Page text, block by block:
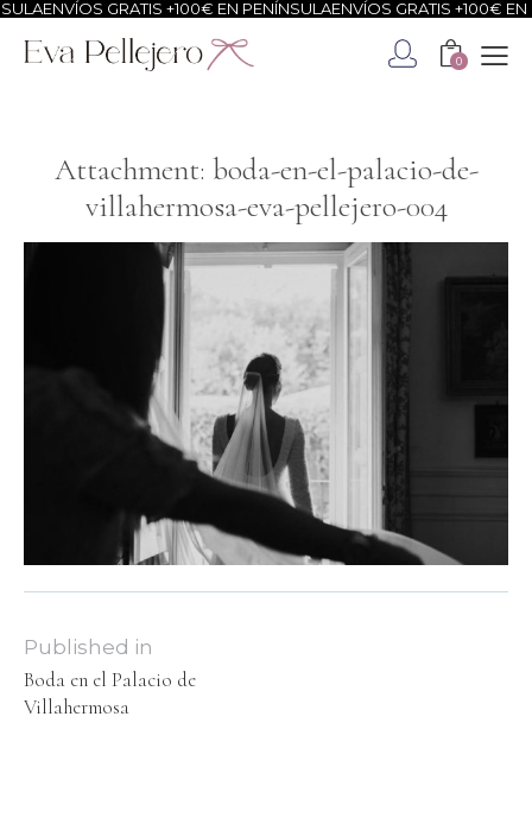
ENVÍOS GRATIS +100€ EN PENÍNSULAENVÍOS GRATIS +100€ EN
0
Attachment: boda-en-el-palacio-de-
villahermosa-eva-pellejero-004
Published in
Boda en el Palacio de
Villahermosa